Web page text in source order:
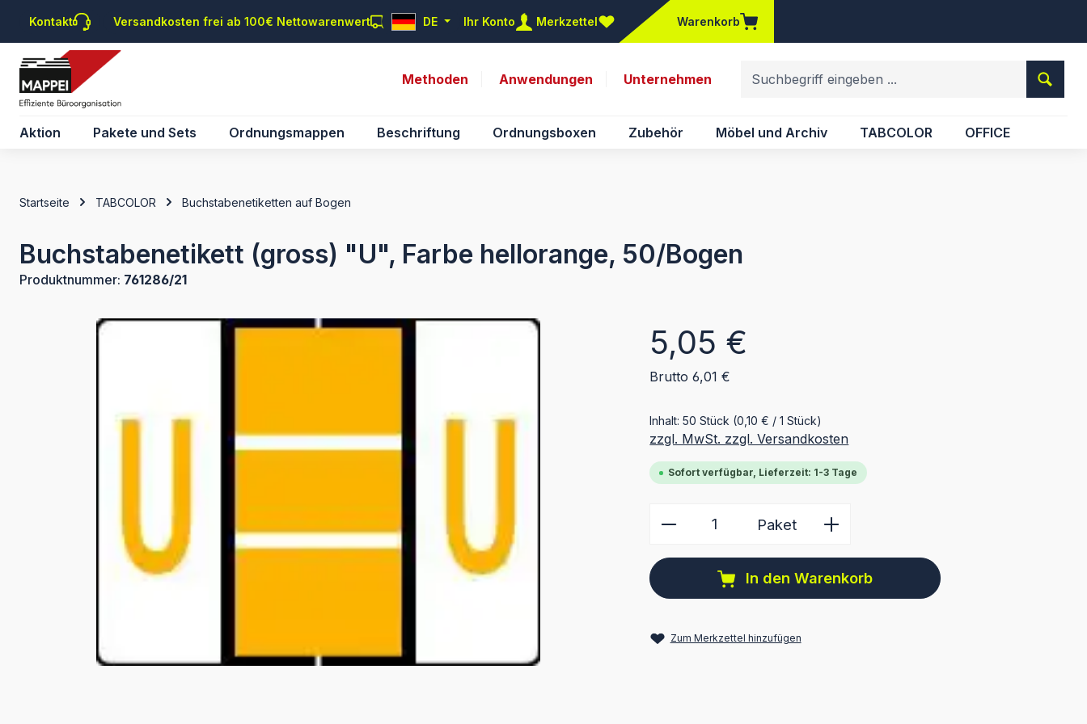
Hauptinhalt springen
Zur Suche springen
Zur Hauptnavigation springen
Kontakt Versandkosten frei ab 100€ Nettowarenwert DE Ihr Konto Merkzettel
Du hast 0 Produkte auf dem Merkzettel
Warenkorb
Methoden Anwendungen Unternehmen
Aktion Pakete und Sets Ordnungsmappen Beschriftung Ordnungsboxen Zubehör Möbel und Archiv TABCOLOR OFFICE
Startseite TABCOLOR Buchstabenetiketten auf Bogen
Buchstabenetikett (gross) "U", Farbe hellorange, 50/Bogen
Produktnummer: 761286/21
Bildergalerie überspringen Regulärer Preis:
5,05 €
Brutto 6,01 €
Inhalt:50 Stück (0,10 € / 1 Stück)
zzgl. MwSt. zzgl. Versandkosten
Sofort verfügbar, Lieferzeit: 1-3 Tage
Produkt Anzahl: Gib den gewünschten Wert
Paket
In den Warenkorb
Zum Merkzettel hinzufügen